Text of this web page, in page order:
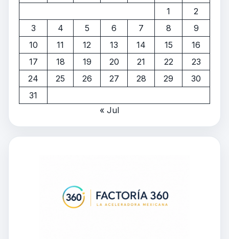
1
2
3
4 5 6 7 8
9
10
11 12 13 14 15
16
17
18 19 20 21 22
23
24
25 26 27 28 29
30
31
« Jul